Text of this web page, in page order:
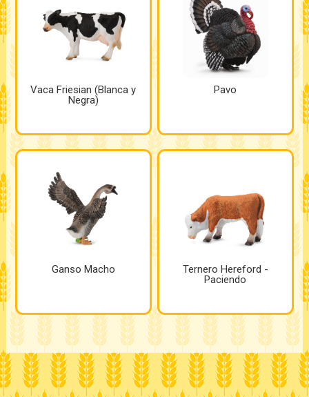
Vaca Friesian (Blanca y
Negra)
Pavo
Ganso Macho
Ternero Hereford -
Paciendo